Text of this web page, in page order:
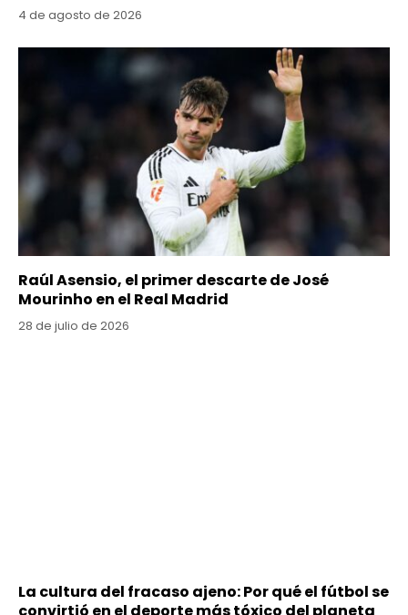
4 de agosto de 2026
Raúl Asensio, el primer descarte de José
Mourinho en el Real Madrid
28 de julio de 2026
La cultura del fracaso ajeno: Por qué el fútbol se
convirtió en el deporte más tóxico del planeta